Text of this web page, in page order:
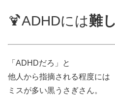
🍹ADHDには難
「ADHDだろ」と
他人から指摘される程度には
ミスが多い黒うさぎさん。